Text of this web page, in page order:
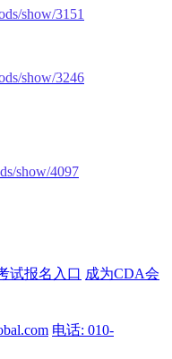
show/3151
show/3246
show/4097
试报名入口 成为CDA会
电话: 010-